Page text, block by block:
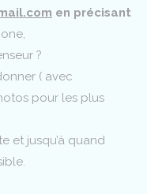
en précisant
?
( avec
pour les plus
et jusqu’à quand